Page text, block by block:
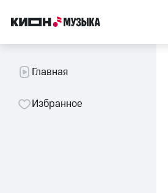
Главная
Избранное